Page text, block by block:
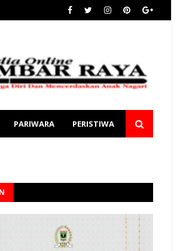
PARIWARA PERISTIWA